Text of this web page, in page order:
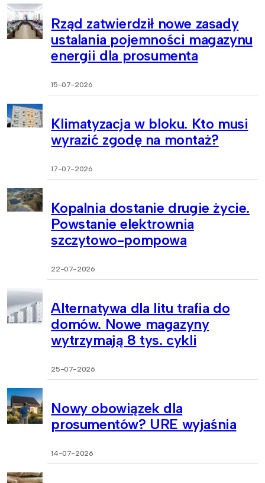
Rząd zatwierdził nowe zasady
ustalania pojemności magazynu
energii dla prosumenta
15-07-2026
Klimatyzacja w bloku. Kto musi
wyrazić zgodę na montaż?
17-07-2026
Kopalnia dostanie drugie życie.
Powstanie elektrownia
szczytowo-pompowa
22-07-2026
Alternatywa dla litu trafia do
domów. Nowe magazyny
wytrzymają 8 tys. cykli
25-07-2026
Nowy obowiązek dla
prosumentów? URE wyjaśnia
14-07-2026